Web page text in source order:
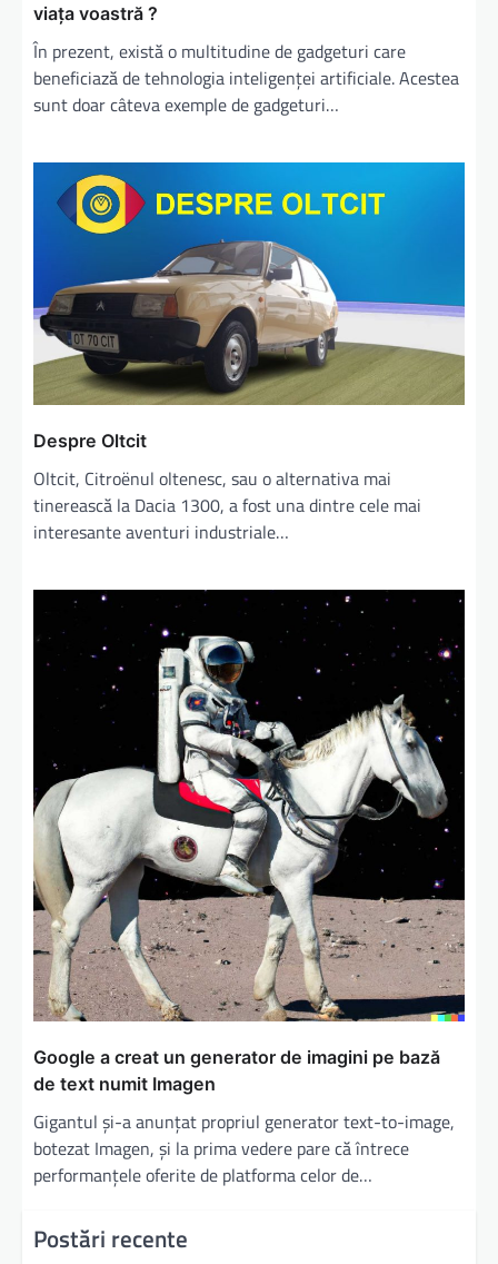
viața voastră ?
În prezent, există o multitudine de gadgeturi care
beneficiază de tehnologia inteligenței artificiale. Acestea
sunt doar câteva exemple de gadgeturi…
Despre Oltcit
Oltcit, Citroënul oltenesc, sau o alternativa mai
tinerească la Dacia 1300, a fost una dintre cele mai
interesante aventuri industriale…
Google a creat un generator de imagini pe bază
de text numit Imagen
Gigantul și-a anunțat propriul generator text-to-image,
botezat Imagen, și la prima vedere pare că întrece
performanțele oferite de platforma celor de…
Postări recente